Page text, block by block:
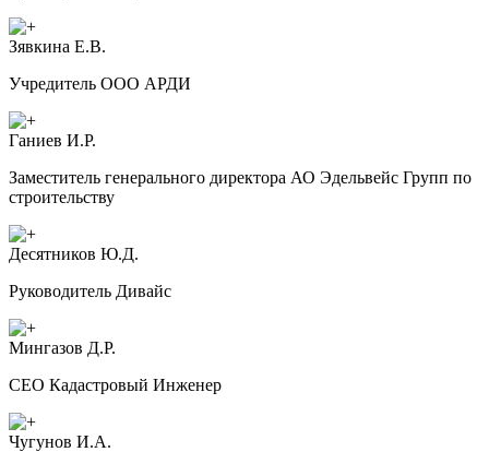
Зявкина Е.В.
Учредитель ООО АРДИ
Ганиев И.Р.
Заместитель генерального директора АО Эдельвейс Групп по
строительству
Десятников Ю.Д.
Руководитель Дивайс
Мингазов Д.Р.
CEO Кадастровый Инженер
Чугунов И.А.